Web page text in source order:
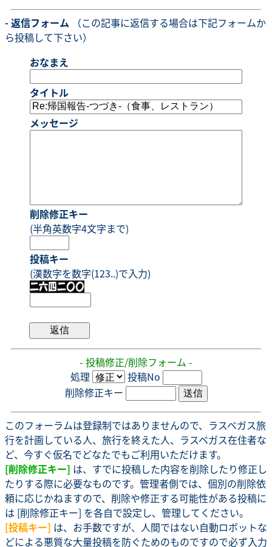
- 返信フォーム （この記事に返信する場合は下記フォームか
ら投稿して下さい）
おなまえ
タイトル
メッセージ
削除修正キー
(半角英数字4文字まで)
投稿キー
(漢数字を数字(123..)で入力)
- 投稿修正/削除フォーム -
処理
投稿No
削除修正キー
このフォーラムは登録制ではありませんので、ラスベガス旅
行を計画している人、旅行を終えた人、ラスベガス在住者な
ど、今すぐ仮名でどなたでもご利用いただけます。
[削除修正キー] は、すでに投稿した内容を削除したり修正し
たりする際に必要なものです。管理者側では、個別の削除依
頼に応じかねますので、削除や修正する可能性がある投稿に
は [削除修正キー] を各自で設定し、管理してください。
[投稿キー] は、お手数ですが、人間ではない自動ロボットな
どによる悪質な大量投稿を防ぐためのものですので必ず入力